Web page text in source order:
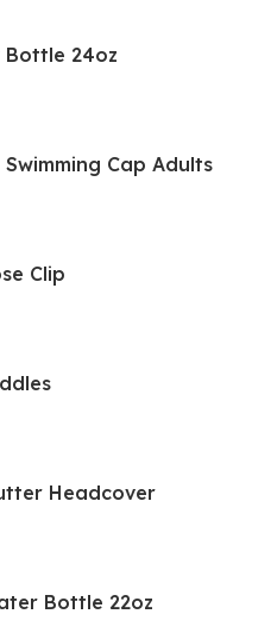
Bottle 24oz
Cap Adults
Clip
Headcover
Bottle 22oz